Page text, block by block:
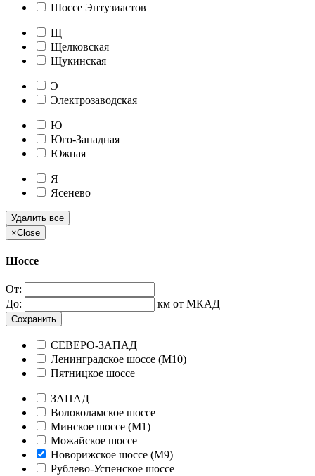
Шоссе Энтузиастов
Щ
Щелковская
Щукинская
Э
Электрозаводская
Ю
Юго-Западная
Южная
Я
Ясенево
Удалить все
×Close
Шоссе
От:
До:
км от МКАД
Сохранить
СЕВЕРО-ЗАПАД
Ленинградское шоссе (М10)
Пятницкое шоссе
ЗАПАД
Волоколамское шоссе
Минское шоссе (М1)
Можайское шоссе
Новорижское шоссе (М9)
Рублево-Успенское шоссе